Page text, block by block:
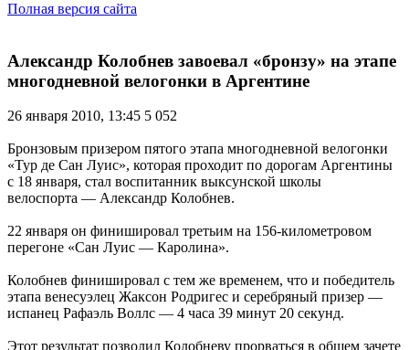
Полная версия сайта
Александр Колобнев завоевал «бронзу» на этапе
многодневной велогонки в Аргентине
26 января 2010, 13:45 5 052
Бронзовым призером пятого этапа многодневной велогонки
«Тур де Сан Луис», которая проходит по дорогам Аргентины
с 18 января, стал воспитанник выксунской школы
велоспорта — Александр Колобнев.
22 января он финишировал третьим на 156-километровом
перегоне «Сан Луис — Каролина».
Колобнев финишировал с тем же временем, что и победитель
этапа венесуэлец Жаксон Родригес и серебряный призер —
испанец Рафаэль Воллс — 4 часа 39 минут 20 секунд.
Этот результат позволил Колобневу прорваться в общем зачете